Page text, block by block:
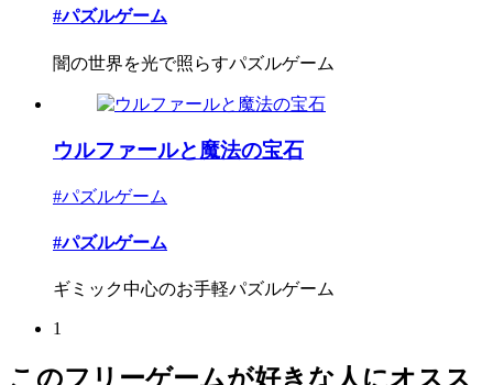
#パズルゲーム
闇の世界を光で照らすパズルゲーム
ウルファールと魔法の宝石
#パズルゲーム
#パズルゲーム
ギミック中心のお手軽パズルゲーム
1
このフリーゲームが好きな人にオスス